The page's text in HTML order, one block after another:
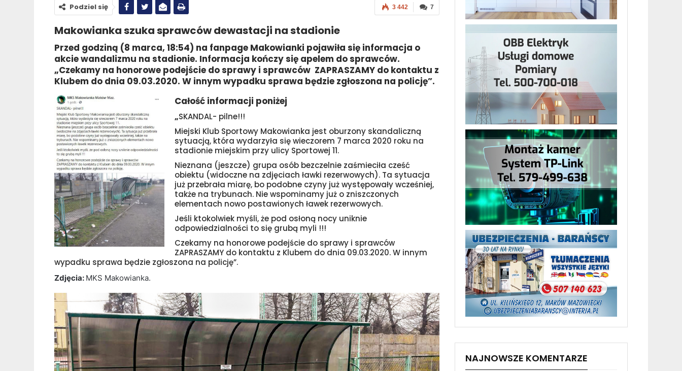
7
3 442
Podziel się
Makowianka szuka sprawców dewastacji na stadionie
Przed godziną (8 marca, 18:54) na fanpage Makowianki pojawiła się informacja o
akcie wandalizmu na stadionie. Informacja kończy się apelem do sprawców.
„Czekamy na honorowe podejście do sprawy i sprawców ZAPRASZAMY do kontaktu z
Klubem do dnia 09.03.2020. W innym wypadku sprawa będzie zgłoszona na policję”.
Całość informacji poniżej
„SKANDAL- pilne!!!
Miejski Klub Sportowy Makowianka jest oburzony skandaliczną
sytuacją, która wydarzyła się wieczorem 7 marca 2020 roku na
stadionie miejskim przy ulicy Sportowej 11.
Nieznana (jeszcze) grupa osób bezczelnie zaśmieciła cześć
obiektu (widoczne na zdjęciach ławki rezerwowych). Ta sytuacja
już przebrała miarę, bo podobne czyny już występowały wcześniej,
także na trybunach. Nie wspominamy już o zniszczonych
elementach nowo postawionych ławek rezerwowych.
Jeśli ktokolwiek myśli, że pod osłoną nocy uniknie
odpowiedzialności to się grubą myli !!!
Czekamy na honorowe podejście do sprawy i sprawców
ZAPRASZAMY do kontaktu z Klubem do dnia 09.03.2020. W innym
wypadku sprawa będzie zgłoszona na policję”.
Zdjęcia: MKS Makowianka.
NAJNOWSZE KOMENTARZE